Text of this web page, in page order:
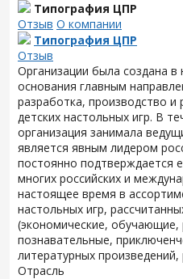
Типография ЦПР
Отзыв О компании
Типография ЦПР
Отзыв
Организации была создана
основания главным
разработка, производство и
детских настольных игр. В
организация занимала
является явным лидером
постоянно подтверждается
многих российских и
настоящее время в
настольных игр,
(экономические,
познавательные,
литературных
Отрасль